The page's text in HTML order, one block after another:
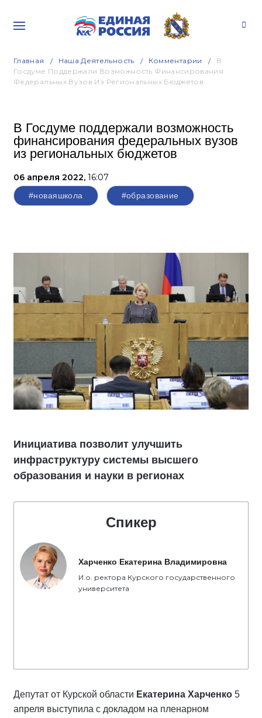
Главная Наша Деятельность Комментарии
В
Госдуме Поддержали Возможность Финансирования
Федеральных Вузов Из Региональных Бюджетов
В Госдуме поддержали возможность
финансирования федеральных вузов
из региональных бюджетов
06 апреля 2022, 16:07
#новаяшкола #образование
Инициатива позволит улучшить
инфраструктуру системы высшего
образования и науки в регионах
Спикер
Харченко Екатерина Владимировна
И.о. ректора Курского государственного
университета
Депутат от Курской области Екатерина Харченко 5
апреля выступила с докладом на пленарном